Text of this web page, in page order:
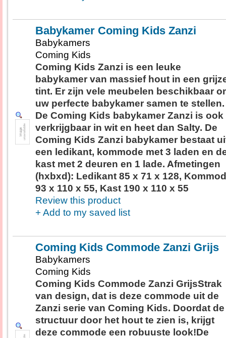
Babykamer Coming Kids Zanzi
Babykamers
Coming Kids
Coming Kids Zanzi is een leuke
babykamer van massief hout in een
tint. Er zijn vele meubelen beschikbaar
uw perfecte babykamer samen te stellen.
De Coming Kids babykamer Zanzi is ook
verkrijgbaar in wit en heet dan Salty. De
Coming Kids Zanzi babykamer bestaat
een ledikant, kommode met 3 laden en
kast met 2 deuren en 1 lade. Afmetingen
(hxbxd): Ledikant 85 x 71 x 128,
93 x 110 x 55, Kast 190 x 110 x 55
Review this product
+ Add to my saved list
Coming Kids Commode Zanzi Grijs
Babykamers
Coming Kids
Coming Kids Commode Zanzi GrijsStrak
van design, dat is deze commode uit de
Zanzi serie van Coming Kids. Doordat de
structuur door het hout te zien is, krijgt
deze commode een robuuste look!De